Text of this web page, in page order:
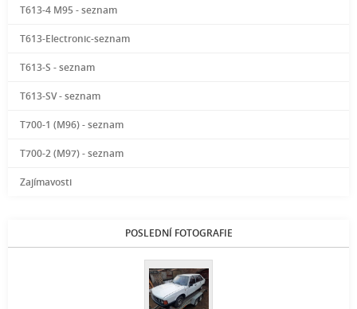
T613-4 M95 - seznam
T613-Electronic-seznam
T613-S - seznam
T613-SV - seznam
T700-1 (M96) - seznam
T700-2 (M97) - seznam
Zajímavosti
POSLEDNÍ FOTOGRAFIE